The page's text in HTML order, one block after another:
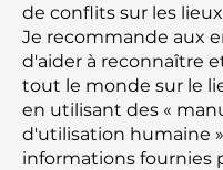
de conflits sur les
Je recommande aux
d'aider à reconnaître
tout le monde sur le
en utilisant des «
d'utilisation humaine »
informations fournies